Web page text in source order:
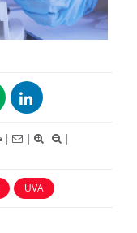
| |
|
UVA